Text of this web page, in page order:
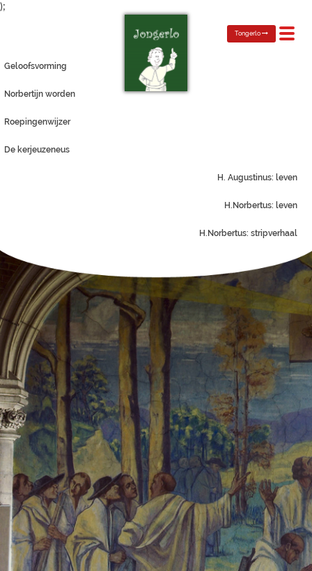
);
Toggle
Tongerlo
Geloofsvorming
Norbertijn worden
Roepingenwijzer
De kerjeuzeneus
H. Augustinus: leven
H.Norbertus: leven
H.Norbertus: stripverhaal